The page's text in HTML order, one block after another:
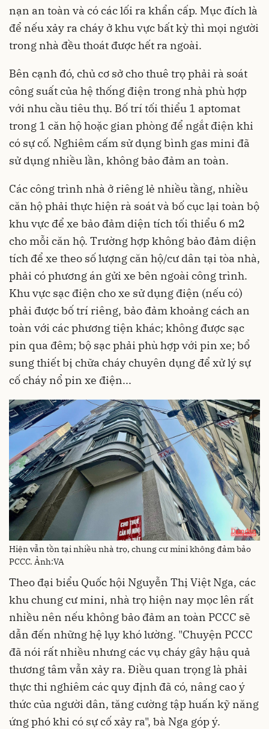
nạn an toàn và có các lối ra khẩn cấp. Mục đích là
để nếu xảy ra cháy ở khu vực bất kỳ thì mọi người
trong nhà đều thoát được hết ra ngoài.
Bên cạnh đó, chủ cơ sở cho thuê trọ phải rà soát
công suất của hệ thống điện trong nhà phù hợp
với nhu cầu tiêu thụ. Bố trí tối thiểu 1 aptomat
trong 1 căn hộ hoặc gian phòng để ngắt điện khi
có sự cố. Nghiêm cấm sử dụng bình gas mini đã
sử dụng nhiều lần, không bảo đảm an toàn.
Các công trình nhà ở riêng lẻ nhiều tầng, nhiều
căn hộ phải thực hiện rà soát và bố cục lại toàn bộ
khu vực để xe bảo đảm diện tích tối thiểu 6 m2
cho mỗi căn hộ. Trường hợp không bảo đảm diện
tích để xe theo số lượng căn hộ/cư dân tại tòa nhà,
phải có phương án gửi xe bên ngoài công trình.
Khu vực sạc điện cho xe sử dụng điện (nếu có)
phải được bố trí riêng, bảo đảm khoảng cách an
toàn với các phương tiện khác; không được sạc
pin qua đêm; bộ sạc phải phù hợp với pin xe; bổ
sung thiết bị chữa cháy chuyên dụng để xử lý sự
cố cháy nổ pin xe điện...
Hiện vẫn tồn tại nhiều nhà trọ, chung cư mini không đảm bảo
PCCC. Ảnh:VA
Theo đại biểu Quốc hội Nguyễn Thị Việt Nga, các
khu chung cư mini, nhà trọ hiện nay mọc lên rất
nhiều nên nếu không bảo đảm an toàn PCCC sẽ
dẫn đến những hệ lụy khó lường. "Chuyện PCCC
đã nói rất nhiều nhưng các vụ cháy gây hậu quả
thương tâm vẫn xảy ra. Điều quan trọng là phải
thực thi nghiêm các quy định đã có, nâng cao ý
thức của người dân, tăng cường tập huấn kỹ năng
ứng phó khi có sự cố xảy ra", bà Nga góp ý.